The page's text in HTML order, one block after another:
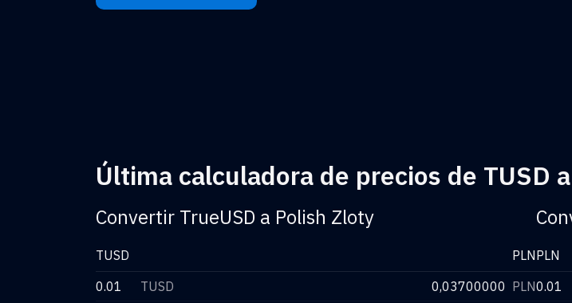
Última calculadora de precios de TUSD
Convertir TrueUSD a Polish Zloty
TUSD
PLN
0.01
TUSD 0,03700000 PLN
PLN
0.01